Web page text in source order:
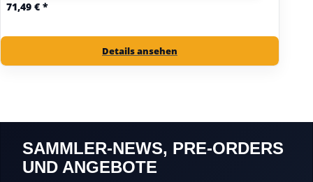
71,49 € *
Details ansehen
SAMMLER-NEWS, PRE-ORDERS
UND ANGEBOTE